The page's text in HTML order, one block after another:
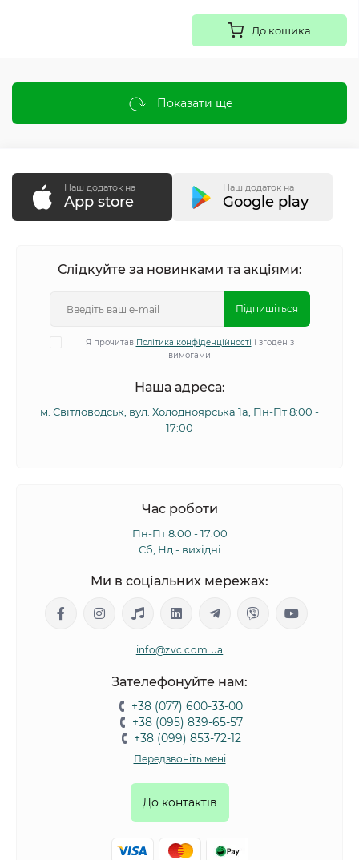
До кошика
Показати ще
Наш додаток на
App store
Наш додаток на
Google play
Слідкуйте за новинками та акціями:
Підпишіться
Я прочитав Політика конфіденційності і згоден з
вимогами
Наша адреса:
м. Світловодськ, вул. Холодноярська 1а, Пн-Пт 8:00 -
17:00
Час роботи
Пн-Пт 8:00 - 17:00
Сб, Нд - вихідні
Ми в соціальних мережах:
info@zvc.com.ua
Зателефонуйте нам:
+38 (077) 600-33-00
+38 (095) 839-65-57
+38 (099) 853-72-12
Передзвоніть мені
До контактів